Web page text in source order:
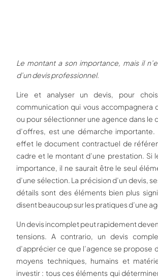
Le montant a son importance, mais il
d’un devis professionnel.
Lire et analyser un devis, pour
communication qui vous accompagnera
ou pour sélectionner une agence dans le
d’offres, est une démarche importante.
effet le document contractuel de
cadre et le montant d’une prestation. Si
importance, il ne saurait être le seul
d’une sélection. La précision d’un devis,
détails sont des éléments bien plus
disent beaucoup sur les pratiques d’une
Un devis incomplet peut rapidement
tensions. A contrario, un devis
d’apprécier ce que l’agence se propose
moyens techniques, humains et
investir : tous ces éléments qui